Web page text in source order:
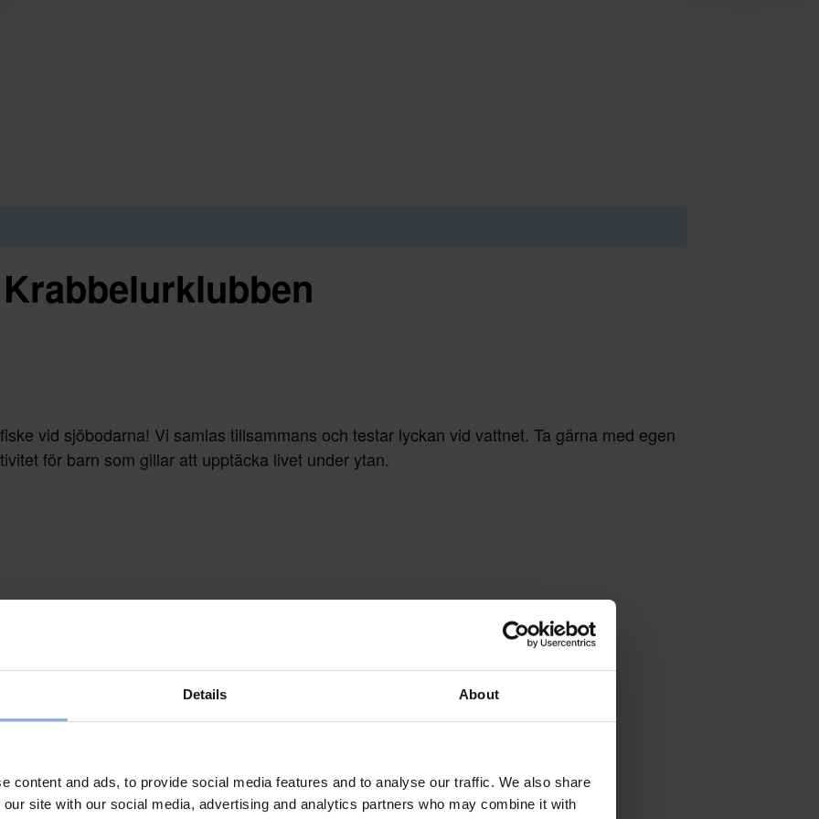
Details About
content and ads, to provide social media features and to analyse our traffic. We also share
site with our social media, advertising and analytics partners who may combine it with
vid sjöbodarna! Vi samlas tillsammans och testar lyckan vid vattnet. Ta gärna med egen
för barn som gillar att upptäcka livet under ytan.